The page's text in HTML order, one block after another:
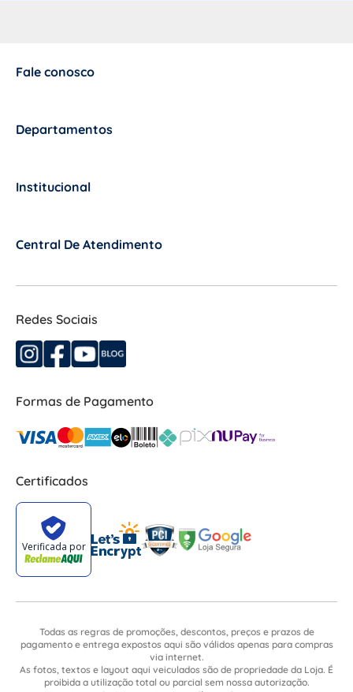
Fale conosco
Departamentos
Institucional
Central De Atendimento
Redes Sociais
Formas de Pagamento
Certificados
Todas as regras de promoções, descontos, preços e prazos de
pagamento e entrega expostos aqui são válidos apenas para compras
via internet.
As fotos, textos e layout aqui veiculados são de propriedade da Loja. É
proibida a utilização total ou parcial sem nossa autorização.